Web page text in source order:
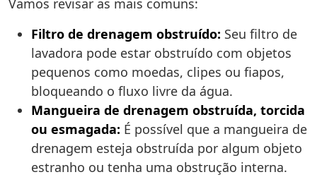
Vamos revisar as mais comuns:
Filtro de drenagem obstruído: Seu filtro de
lavadora pode estar obstruído com objetos
pequenos como moedas, clipes ou fiapos,
bloqueando o fluxo livre da água.
Mangueira de drenagem obstruída, torcida
ou esmagada: É possível que a mangueira de
drenagem esteja obstruída por algum objeto
estranho ou tenha uma obstrução interna.